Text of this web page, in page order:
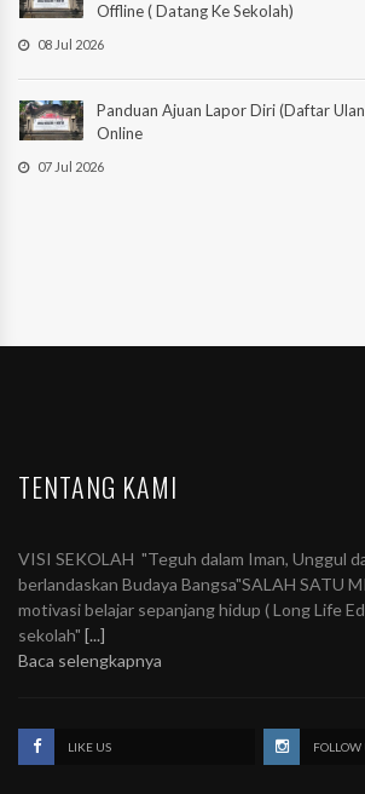
Offline ( Datang Ke Sekolah)
08 Jul 2026
Panduan Ajuan Lapor Diri (Daftar
Online
07 Jul 2026
TENTANG KAMI
VISI SEKOLAH "Teguh dalam Iman, Unggul
berlandaskan Budaya Bangsa"SALAH SATU
motivasi belajar sepanjang hidup ( Long Life
sekolah" [...]
Baca selengkapnya
LIKE US FOLLOW